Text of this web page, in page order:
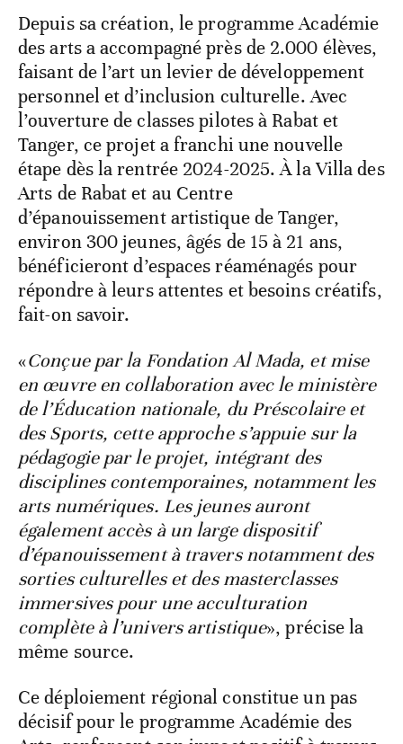
Depuis sa création, le programme Académie
des arts a accompagné près de 2.000 élèves,
faisant de l’art un levier de développement
personnel et d’inclusion culturelle. Avec
l’ouverture de classes pilotes à Rabat et
Tanger, ce projet a franchi une nouvelle
étape dès la rentrée 2024-2025. À la Villa des
Arts de Rabat et au Centre
d’épanouissement artistique de Tanger,
environ 300 jeunes, âgés de 15 à 21 ans,
bénéficieront d’espaces réaménagés pour
répondre à leurs attentes et besoins créatifs,
fait-on savoir.
«Conçue par la Fondation Al Mada, et mise
en œuvre en collaboration avec le ministère
de l’Éducation nationale, du Préscolaire et
des Sports, cette approche s’appuie sur la
pédagogie par le projet, intégrant des
disciplines contemporaines, notamment les
arts numériques. Les jeunes auront
également accès à un large dispositif
d’épanouissement à travers notamment des
sorties culturelles et des masterclasses
immersives pour une acculturation
complète à l’univers artistique», précise la
même source.
Ce déploiement régional constitue un pas
décisif pour le programme Académie des